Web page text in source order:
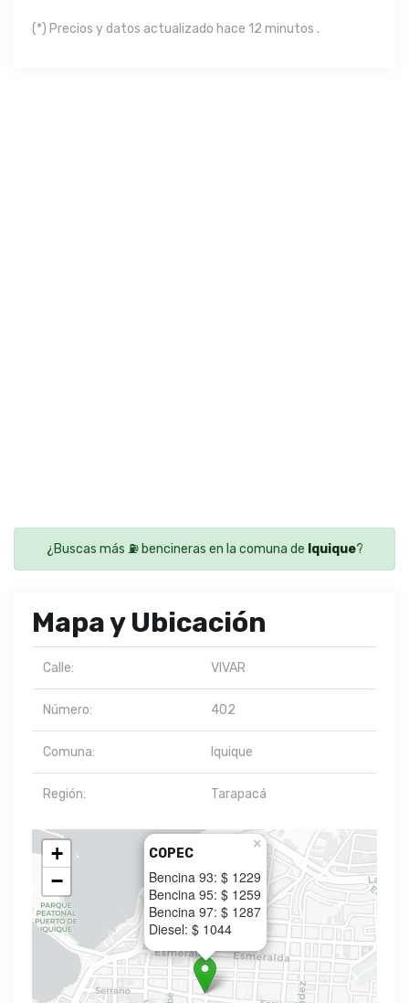
(*) Precios y datos actualizado hace 12 minutos .
¿Buscas más ⛽ bencineras en la comuna de Iquique?
Mapa y Ubicación
Calle: VIVAR
Número: 402
Comuna: Iquique
Región: Tarapacá
COPEC
Bencina 93: $ 1229
Bencina 95: $ 1259
Bencina 97: $ 1287
Diesel: $ 1044
×
+
−